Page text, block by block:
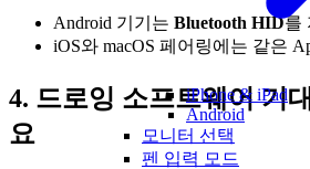
iPhone & iPad
Android
모니터 선택
펜 입력 모드
Android 기기는 Bluetooth HID를
iOS와 macOS 페어링에는 같은
4. 드로잉 소프트웨어 기
요